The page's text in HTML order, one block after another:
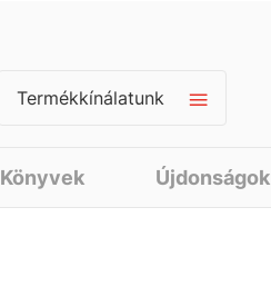
Termékkínálatunk
Könyvek Újdonságok